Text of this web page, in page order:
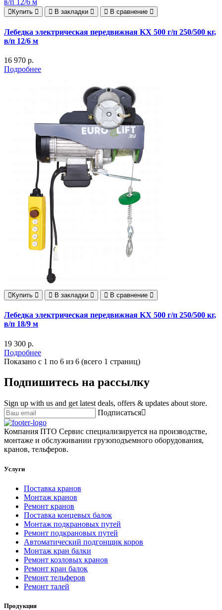
Купить В закладки В сравнение
Лебедка электрическая передвижная KX 500 г/п 250/500 кг,
в/п 12/6 м
16 970 р.
Подробнее
Купить В закладки В сравнение
Лебедка электрическая передвижная KX 500 г/п 250/500 кг,
в/п 18/9 м
19 300 р.
Подробнее
Показано с 1 по 6 из 6 (всего 1 страниц)
Подпишитесь на рассылку
Sign up with us and get latest deals, offers & updates about store.
Подписаться
Компания ПТО Сервис специализируется на производстве,
монтаже и обслуживании грузоподъемного оборудования,
кранов, тельферов.
Услуги
Поставка кранов
Монтаж кранов
Ремонт кранов
Поставка концевых балок
Монтаж подкрановых путей
Ремонт подкрановых путей
Автоматический подгонщик коров
Монтаж кран балки
Ремонт козловых кранов
Ремонт кран балок
Ремонт тельферов
Ремонт талей
Продукция